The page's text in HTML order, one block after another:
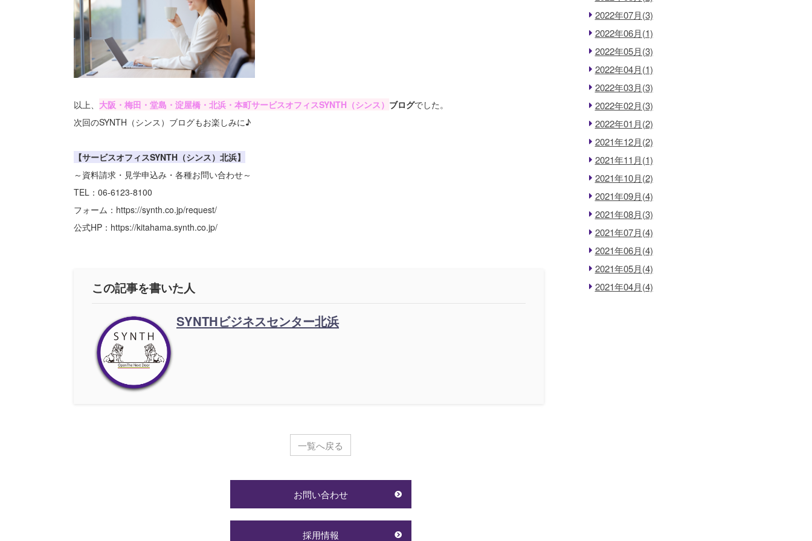
以上、 大阪・梅田・堂島・淀屋橋・北浜・本町サービスオフィスSYNTH（シンス） ブログでした。
次回のSYNTH（シンス）ブログもお楽しみに♪
【サービスオフィスSYNTH（シンス）北浜】
～資料請求・見学申込み・各種お問い合わせ～
TEL：06-6123-8100
フォーム：https://synth.co.jp/request/
公式HP：https://kitahama.synth.co.jp/
この記事を書いた人
SYNTHビジネスセンター北浜
一覧へ戻る
お問い合わせ
採用情報
2022年07月(3)
2022年06月(1)
2022年05月(3)
2022年04月(1)
2022年03月(3)
2022年02月(3)
2022年01月(2)
2021年12月(2)
2021年11月(1)
2021年10月(2)
2021年09月(4)
2021年08月(3)
2021年07月(4)
2021年06月(4)
2021年05月(4)
2021年04月(4)